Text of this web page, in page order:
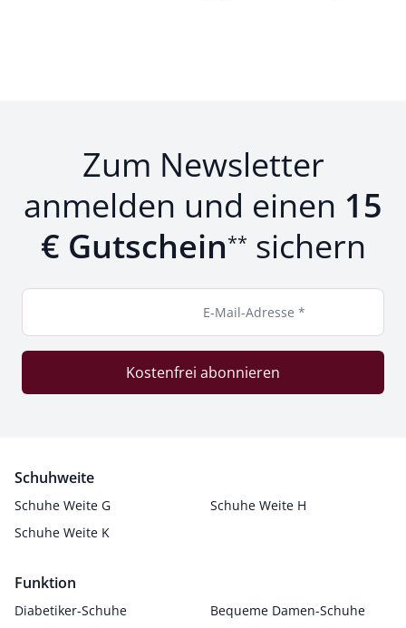
Zum Newsletter
anmelden und einen 15
€ Gutschein** sichern
E-Mail-Adresse *
Kostenfrei abonnieren
Schuhweite
Schuhe Weite G
Schuhe Weite H
Schuhe Weite K
Funktion
Diabetiker-Schuhe
Bequeme Damen-Schuhe